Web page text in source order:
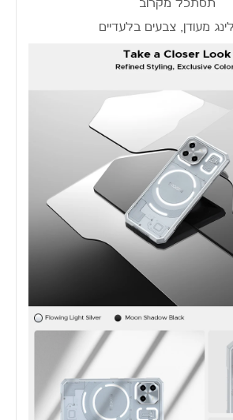
תסתכל מקרוב
מעודן, צבעים בלעדיים